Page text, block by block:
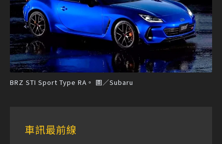
BRZ STI Sport Type RA。 圖／Subaru
車訊最前線